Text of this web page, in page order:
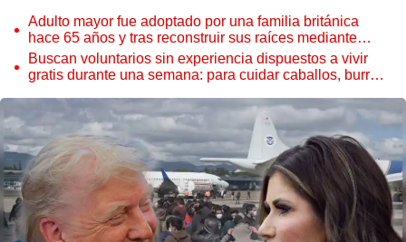
Adulto mayor fue adoptado por una familia británica
hace 65 años y tras reconstruir sus raíces mediante
ADN ocurre lo inesperado: “Fue como encontrar una
aguja en un pajar”
Buscan voluntarios sin experiencia dispuestos a vivir
gratis durante una semana: para cuidar caballos, burros